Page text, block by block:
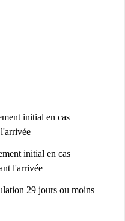
initial en cas
initial en cas
l'arrivée
29 jours ou moins